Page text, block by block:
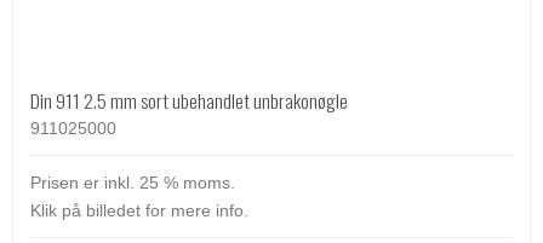
Din 911 2.5 mm sort ubehandlet unbrakonøgle
911025000
Prisen er inkl. 25 % moms.
Klik på billedet for mere info.